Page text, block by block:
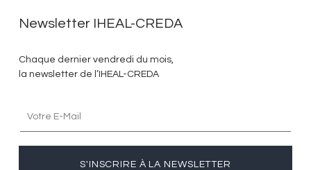
Newsletter IHEAL-CREDA
Chaque dernier vendredi du mois,
la newsletter de l’IHEAL-CREDA
S'INSCRIRE À LA NEWSLETTER